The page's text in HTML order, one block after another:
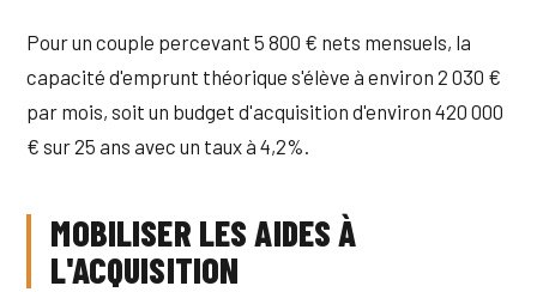
Pour un couple percevant 5 800 € nets mensuels, la
capacité d'emprunt théorique s'élève à environ 2 030 €
par mois, soit un budget d'acquisition d'environ 420 000
€ sur 25 ans avec un taux à 4,2%.
MOBILISER LES AIDES À
L'ACQUISITION